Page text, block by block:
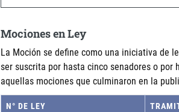
Mociones en Ley
La Moción se define como una iniciativa de
ser suscrita por hasta cinco senadores o por
aquellas mociones que culminaron en la
N° DE LEY